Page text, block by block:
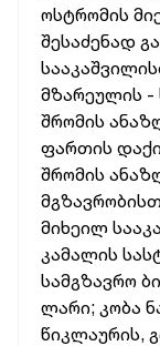
ოსტრომის
შესაძენად
მზარეულის
შრომის
ფართის
შრომის
მიხეილ
კამალის
სამგზავრო
ლარი; კობა
წიკლაურის,